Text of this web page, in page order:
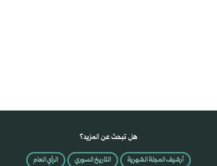
هل تبحث عن المزيد؟
أرشيف المجلة الشهرية التاريخ السوري الرأي العام